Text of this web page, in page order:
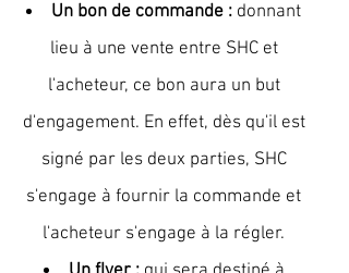
Un bon de commande : donnant
lieu à une vente entre SHC et
l'acheteur, ce bon aura un but
d'engagement. En effet, dès qu'il est
signé par les deux parties, SHC
s'engage à fournir la commande et
l'acheteur s'engage à la régler.